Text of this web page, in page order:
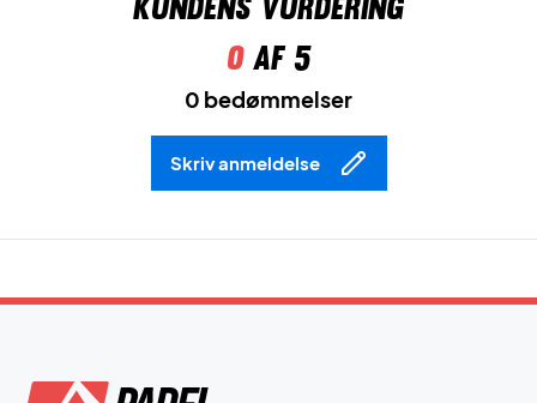
0af 5
0 bedømmelser
Skriv anmeldelse